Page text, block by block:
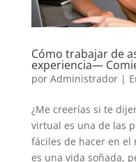
Cómo trabajar de
experiencia—
por Administrador|
¿Me creerías si te
virtual es una de las
fáciles de hacer en el
es una vida soñada,